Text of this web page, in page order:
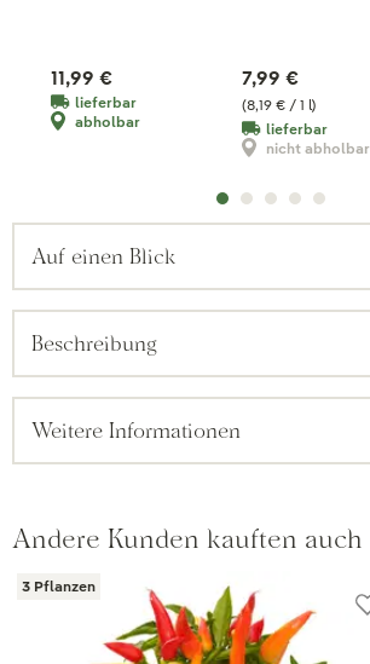
11,99 €
lieferbar
abholbar
(8,19 € / 1 l)
7,99 €
lieferbar
nicht abholbar
Auf einen Blick
Beschreibung
Weitere Informationen
Andere Kunden kauften auch
3 Pflanzen